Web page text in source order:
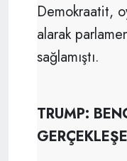
Demokraatit,
alarak
sağlamıştı.
TRUMP: